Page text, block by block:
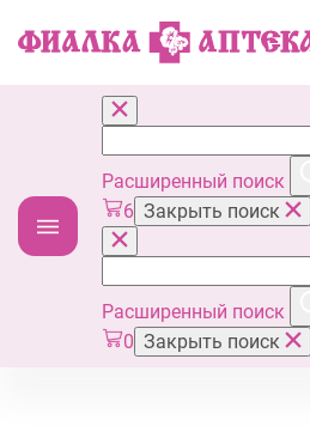
Расширенный поиск
6 Закрыть поиск
Расширенный поиск
0 Закрыть поиск